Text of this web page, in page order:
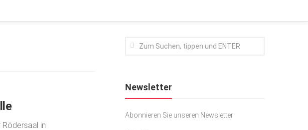
Rödersaal in
Newsletter
Abonnieren Sie unseren Newsletter